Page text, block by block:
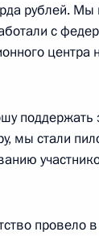
вопросы
рублей.
с
центра
поддержать
мы стали
провело